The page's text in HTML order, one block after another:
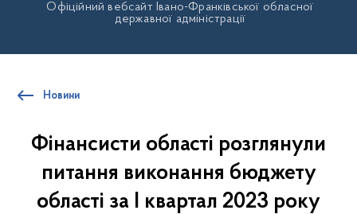
Офіційний вебсайт Івано-Франківської обласної
державної адміністрації
Новини
Фінансисти області розглянули
питання виконання бюджету
області за I квартал 2023 року